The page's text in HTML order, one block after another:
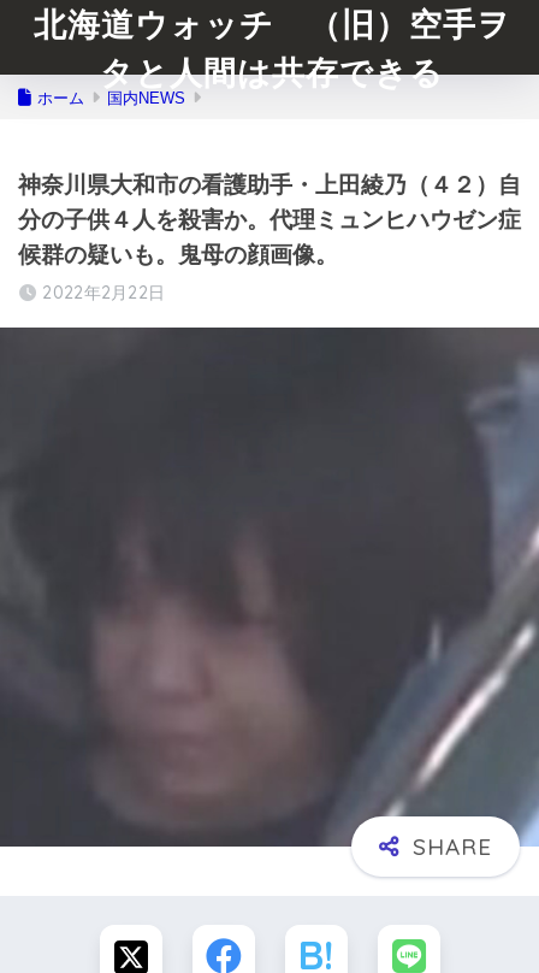
北海道ウォッチ （旧）空手ヲ
タと人間は共存できる
ホーム 国内NEWS
神奈川県大和市の看護助手・上田綾乃（４２）自
分の子供４人を殺害か。代理ミュンヒハウゼン症
候群の疑いも。鬼母の顔画像。
2022年2月22日